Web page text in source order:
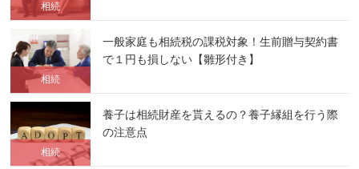
相続
相続
一般家庭も相続税の課税対象！生前贈与契約書
で１円も損しない【雛形付き】
相続
養子は相続財産を貰えるの？養子縁組を行う際
の注意点